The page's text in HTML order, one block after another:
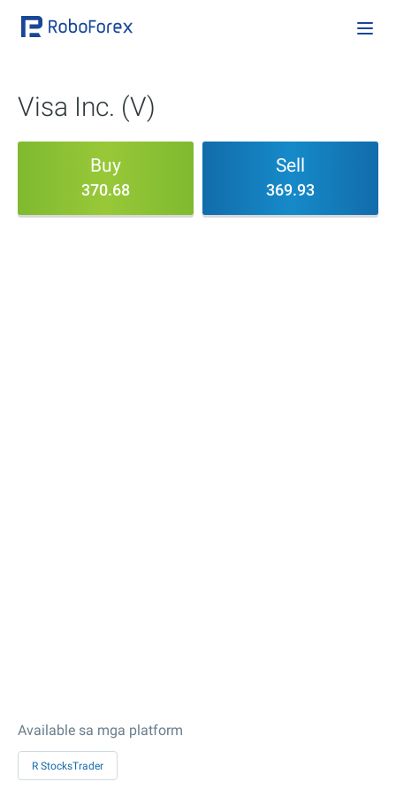
Visa Inc. (V)
Buy
370.68
Sell
369.93
Available sa mga platform
R StocksTrader